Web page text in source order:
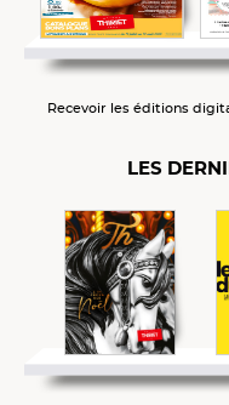
Recevoir les éditions
LES